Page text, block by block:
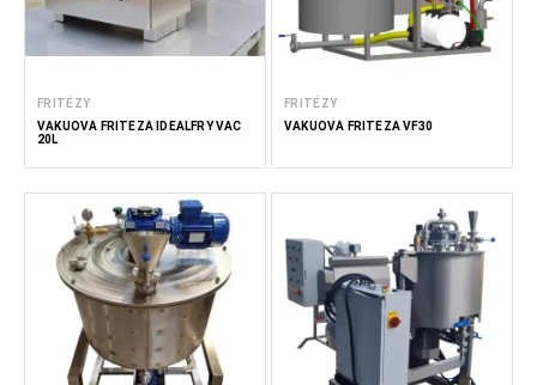
FRITÉZY
VAKUOVÁ FRITÉZA IDEALFRY VAC
20L
FRITÉZY
VAKUOVÁ FRITÉZA VF30